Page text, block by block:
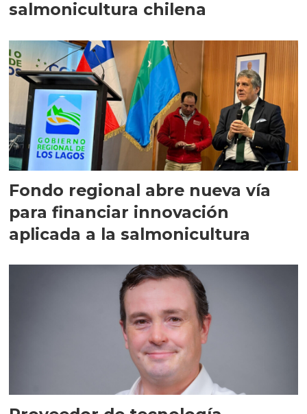
salmonicultura chilena
Fondo regional abre nueva vía
para financiar innovación
aplicada a la salmonicultura